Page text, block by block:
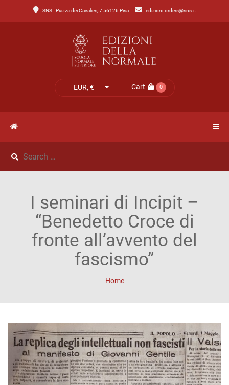
SNS - Piazza dei Cavalieri, 7 56126 Pisa edizioni.orders@sns.it
EUR, € Cart 0
MenuCatalogo
Catalogo
Riviste
Annali
di
NOVITÀ
NEWS
IL
ACCOUNT
I seminari di Incipit –
“Benedetto Croce di
fronte all’avvento del
fascismo”
Home